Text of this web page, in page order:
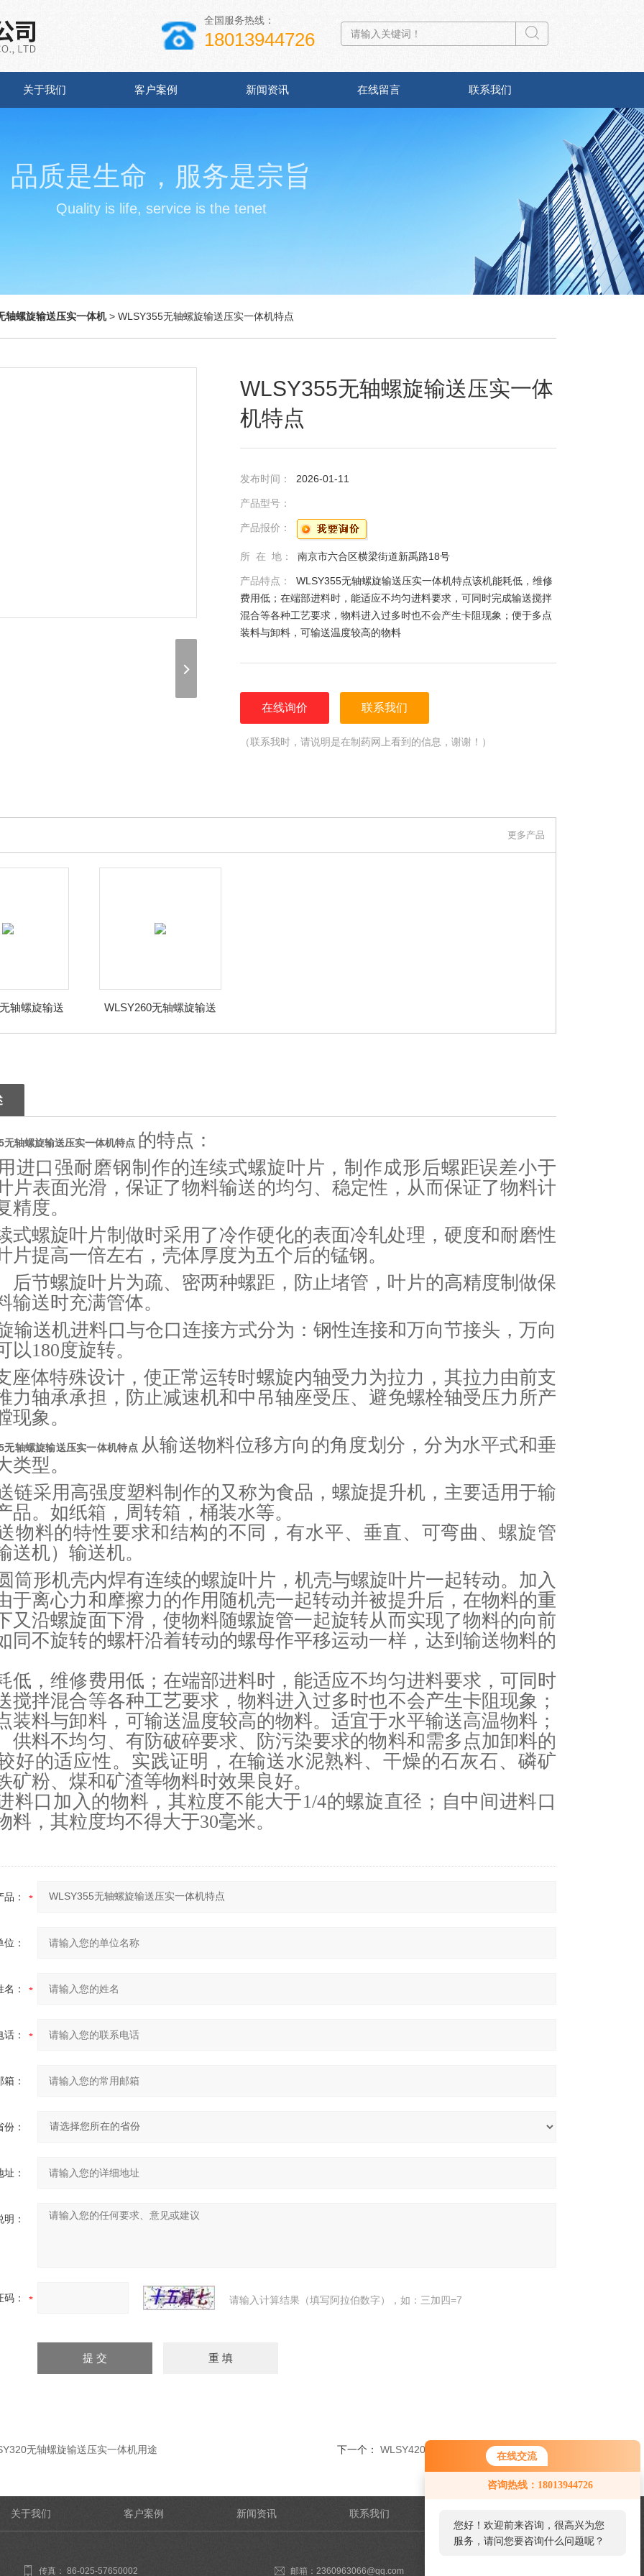
在线交流
咨询热线：18013944726
您好！欢迎前来咨询，很高兴为您
服务，请问您要咨询什么问题呢？
全国服务热线：
18013944726
关于我们 客户案例 新闻资讯 在线留言 联系我们
品质是生命，服务是宗旨
Quality is life, service is the tenet
轴螺旋输送压实一体机> WLSY355无轴螺旋输送压实一体机特点
WLSY355无轴螺旋输送压实一体
机特点
发布时间： 2026-01-11
产品型号：
产品报价：
所 在 地： 南京市六合区横梁街道新禹路18号
产品特点： WLSY355无轴螺旋输送压实一体机特点该机能耗低，维修
费用低；在端部进料时，能适应不均匀进料要求，可同时完成输送搅拌
混合等各种工艺要求，物料进入过多时也不会产生卡阻现象；便于多点
装料与卸料，可输送温度较高的物料
在线询价 联系我们
（联系我时，请说明是在制药网上看到的信息，谢谢！）
更多产品
轴螺旋输送
WLSY260无轴螺旋输送
无轴螺旋输送压实一体机特点 的特点：
进口强耐磨钢制作的连续式螺旋叶片，制作成形后螺距误差小于
片表面光滑，保证了物料输送的均匀、稳定性，从而保证了物料计
精度。
式螺旋叶片制做时采用了冷作硬化的表面冷轧处理，硬度和耐磨性
片提高一倍左右，壳体厚度为五个后的锰钢。
后节螺旋叶片为疏、密两种螺距，防止堵管，叶片的高精度制做保
输送时充满管体。
输送机进料口与仓口连接方式分为：钢性连接和万向节接头，万向
以180度旋转。
座体特殊设计，使正常运转时螺旋内轴受力为拉力，其拉力由前支
力轴承承担，防止减速机和中吊轴座受压、避免螺栓轴受压力所产
现象。
无轴螺旋输送压实一体机特点 从输送物料位移方向的角度划分，分为水平式和垂
类型。
链采用高强度塑料制作的又称为食品，螺旋提升机，主要适用于输
品。如纸箱，周转箱，桶装水等。
物料的特性要求和结构的不同，有水平、垂直、可弯曲、螺旋管
送机）输送机。
筒形机壳内焊有连续的螺旋叶片，机壳与螺旋叶片一起转动。加入
于离心力和摩擦力的作用随机壳一起转动并被提升后，在物料的重
又沿螺旋面下滑，使物料随螺旋管一起旋转从而实现了物料的向前
同不旋转的螺杆沿着转动的螺母作平移运动一样，达到输送物料的
低，维修费用低；在端部进料时，能适应不均匀进料要求，可同时
搅拌混合等各种工艺要求，物料进入过多时也不会产生卡阻现象；
装料与卸料，可输送温度较高的物料。适宜于水平输送高温物料；
供料不均匀、有防破碎要求、防污染要求的物料和需多点加卸料的
好的适应性。实践证明，在输送水泥熟料、干燥的石灰石、磷矿
矿粉、煤和矿渣等物料时效果良好。
料口加入的物料，其粒度不能大于1/4的螺旋直径；自中间进料口
料，其粒度均不得大于30毫米。
品：
：
：
：
：
份：
：
：
码： 请输入计算结果（填写阿拉伯数字），如：三加四=7
无轴螺旋输送压实一体机用途 下一个： WLSY420无轴螺旋输送压实一体机选择
关于我们 客户案例 新闻资讯 联系我们
传真： 86-025-57650002 邮箱：2360963066@qq.com